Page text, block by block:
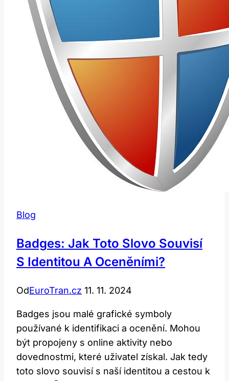
Blog
Badges: Jak Toto Slovo Souvisí
S Identitou A Oceněními?
OdEuroTran.cz 11. 11. 2024
Badges jsou malé grafické symboly
používané k identifikaci a ocenění. Mohou
být propojeny s online aktivity nebo
dovednostmi, které uživatel získal. Jak tedy
toto slovo souvisí s naší identitou a cestou k